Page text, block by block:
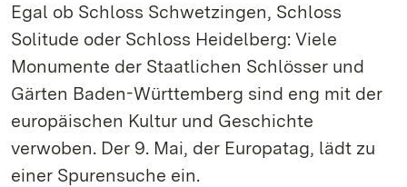
Egal ob Schloss Schwetzingen, Schloss
Solitude oder Schloss Heidelberg: Viele
Monumente der Staatlichen Schlösser und
Gärten Baden-Württemberg sind eng mit der
europäischen Kultur und Geschichte
verwoben. Der 9. Mai, der Europatag, lädt zu
einer Spurensuche ein.